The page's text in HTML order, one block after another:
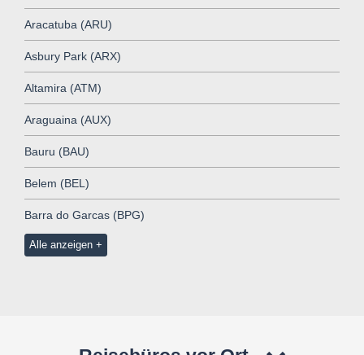
Aracatuba (ARU)
Asbury Park (ARX)
Altamira (ATM)
Araguaina (AUX)
Bauru (BAU)
Belem (BEL)
Barra do Garcas (BPG)
Alle anzeigen